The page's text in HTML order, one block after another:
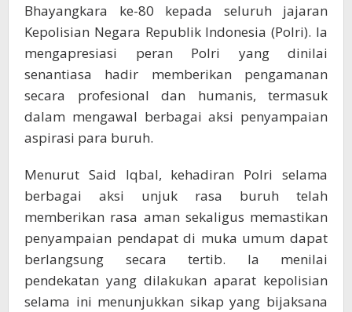
Bhayangkara ke-80 kepada seluruh jajaran
Kepolisian Negara Republik Indonesia (Polri). Ia
mengapresiasi peran Polri yang dinilai
senantiasa hadir memberikan pengamanan
secara profesional dan humanis, termasuk
dalam mengawal berbagai aksi penyampaian
aspirasi para buruh.
Menurut Said Iqbal, kehadiran Polri selama
berbagai aksi unjuk rasa buruh telah
memberikan rasa aman sekaligus memastikan
penyampaian pendapat di muka umum dapat
berlangsung secara tertib. Ia menilai
pendekatan yang dilakukan aparat kepolisian
selama ini menunjukkan sikap yang bijaksana